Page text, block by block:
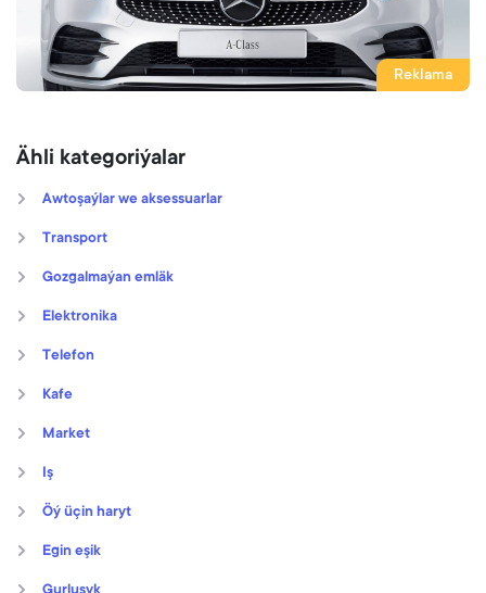
Reklama
Ähli kategoriýalar
Awtoşaýlar we aksessuarlar
Transport
Gozgalmaýan emläk
Elektronika
Telefon
Kafe
Market
Iş
Öý üçin haryt
Egin eşik